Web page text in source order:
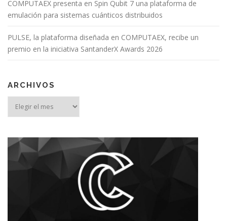
COMPUTAEX presenta en Spin Qubit 7 una plataforma de
emulación para sistemas cuánticos distribuidos
PULSE, la plataforma diseñada en COMPUTAEX, recibe un
premio en la iniciativa SantanderX Awards 2026
ARCHIVOS